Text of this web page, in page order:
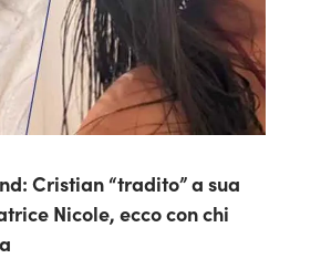
Cristian “tradito” a sua
Nicole, ecco con chi